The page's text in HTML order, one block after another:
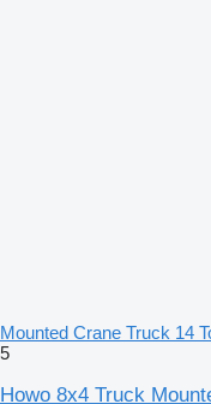
Mounted Crane Truck 14
5
Howo 8x4 Truck